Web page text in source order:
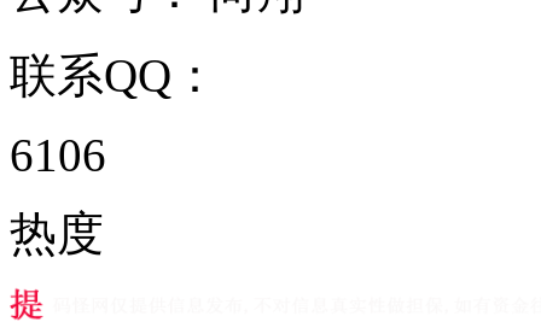
联系QQ：
6106
热度